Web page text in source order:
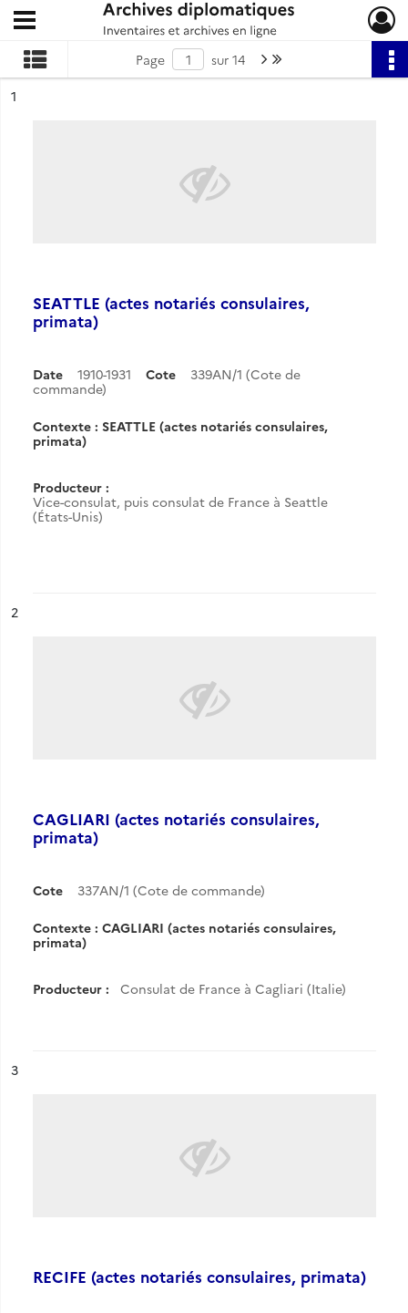
Archives diplomatiques
Ouvrir le menu déroulant
Page sur 14 Page suivante : 1/14
n°
1
SEATTLE (actes notariés consulaires,
primata)
Date 1910-1931 Cote
339AN/1 (Cote de
commande)
Contexte : SEATTLE (actes notariés consulaires,
primata)
Producteur :
Vice-consulat, puis consulat de France à Seattle
(États-Unis)
n°
2
CAGLIARI (actes notariés consulaires,
primata)
Cote 337AN/1 (Cote de commande)
Contexte : CAGLIARI (actes notariés consulaires,
primata)
Producteur : Consulat de France à Cagliari (Italie)
n°
3
RECIFE (actes notariés consulaires, primata)